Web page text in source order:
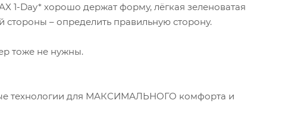
1-Day* хорошо держат форму, лёгкая зеленоватая
– определить правильную сторону.
тоже не нужны.
технологии для МАКСИМАЛЬНОГО комфорта и